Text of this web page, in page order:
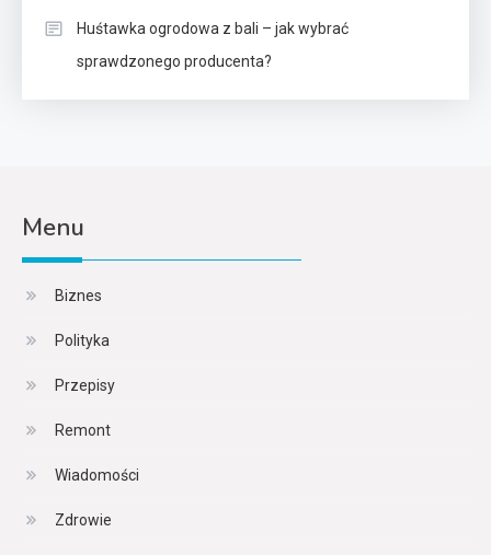
Huśtawka ogrodowa z bali – jak wybrać
sprawdzonego producenta?
Menu
Biznes
Polityka
Przepisy
Remont
Wiadomości
Zdrowie